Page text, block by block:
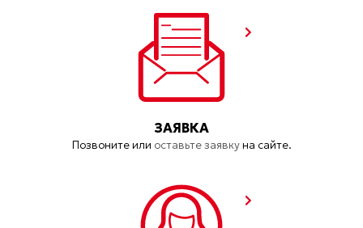
ЗАЯВКА
Позвоните или оставьте заявкуна сайте.